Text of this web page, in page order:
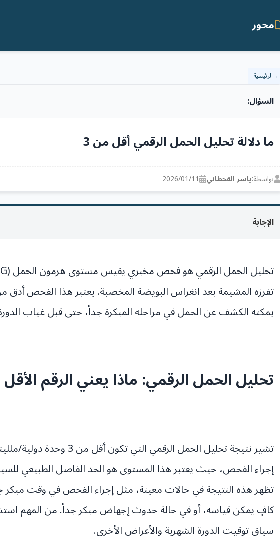
محور
← الرئيسية
السؤال:
ما دلالة تحليل الحمل الرقمي أقل من 3
بواسطة:ياسر القحطاني 2026/01/11
الإجابة
تفرزه المشيمة بعد انغراس البويضة المخصبة. يعتبر هذا الفحص أدق
يمكنه الكشف عن الحمل في مراحله المبكرة جداً، حتى قبل غياب
تحليل الحمل الرقمي: ماذا يعني الرقم الأقل
تشير نتيجة تحليل الحمل
إجراء الفحص، حيث يعتبر هذا المستوى هو الحد الفاصل الطبيعي
تظهر هذه النتيجة في حالات معينة، مثل إجراء الفحص في وقت مبكر
كافٍ يمكن قياسه، أو في حالة حدوث إجهاض مبكر جداً. من المهم
سياق توقيت الدورة الشهرية والأعراض الأخرى.